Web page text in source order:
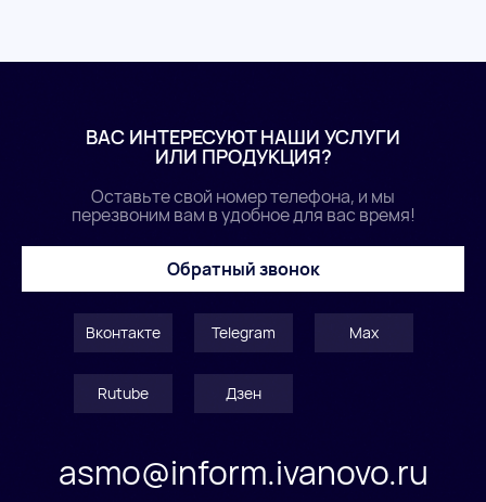
ВАС ИНТЕРЕСУЮТ НАШИ УСЛУГИ
ИЛИ ПРОДУКЦИЯ?
Оставьте свой номер телефона, и мы
перезвоним вам в удобное для вас время!
Обратный звонок
Вконтакте Telegram Max
Rutube Дзен
asmo@inform.ivanovo.ru